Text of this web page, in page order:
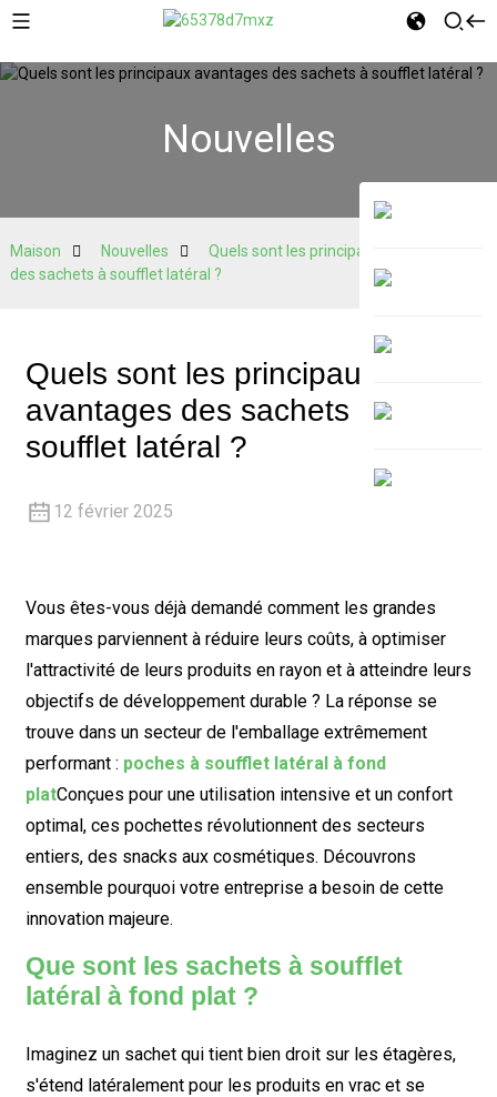
Nouvelles
Maison Nouvelles
Quels sont les principaux avantages
des sachets à soufflet latéral ?
Quels sont les principaux
avantages des sachets à
soufflet latéral ?
12 février 2025
Vous êtes-vous déjà demandé comment les grandes
marques parviennent à réduire leurs coûts, à optimiser
l'attractivité de leurs produits en rayon et à atteindre leurs
objectifs de développement durable ? La réponse se
trouve dans un secteur de l'emballage extrêmement
performant : poches à soufflet latéral à fond
platConçues pour une utilisation intensive et un confort
optimal, ces pochettes révolutionnent des secteurs
entiers, des snacks aux cosmétiques. Découvrons
ensemble pourquoi votre entreprise a besoin de cette
innovation majeure.
Que sont les sachets à soufflet
latéral à fond plat ?
Imaginez un sachet qui tient bien droit sur les étagères,
s'étend latéralement pour les produits en vrac et se